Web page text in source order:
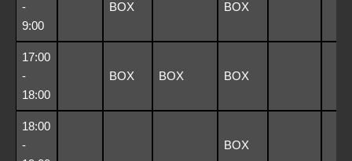
-
9:00
BOX BOX
17:00
-
18:00
BOX BOX BOX
18:00
-
BOX